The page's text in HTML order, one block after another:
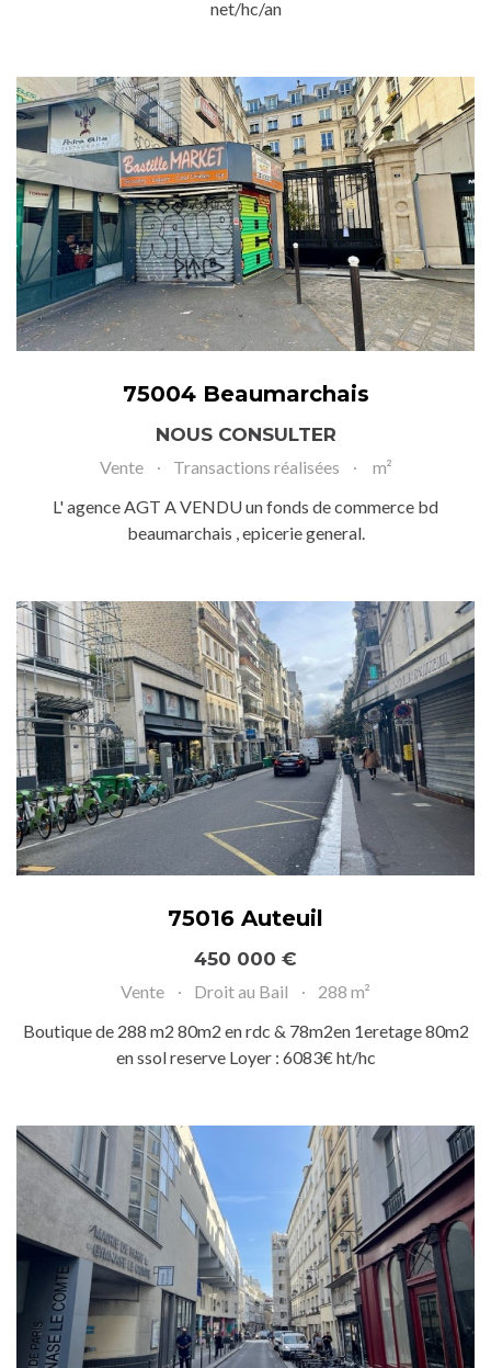
net/hc/an
75004 Beaumarchais
NOUS CONSULTER
Vente Transactions réalisées
m²
L' agence AGT A VENDU un fonds de commerce bd
beaumarchais , epicerie general.
75016 Auteuil
450 000 €
Vente Droit au Bail
288 m²
Boutique de 288 m2 80m2 en rdc & 78m2en 1eretage 80m2
en ssol reserve Loyer : 6083€ ht/hc